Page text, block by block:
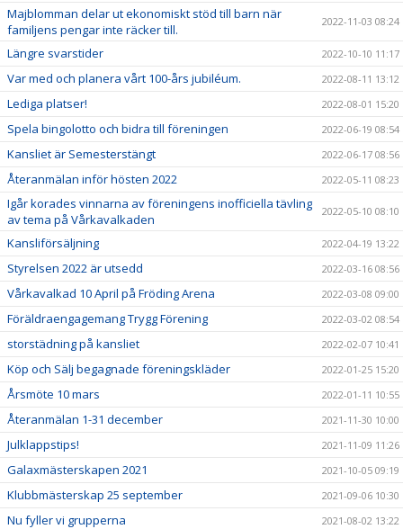
Majblomman delar ut ekonomiskt stöd till barn när
familjens pengar inte räcker till.
2022-11-03 08:24
Längre svarstider 2022-10-10 11:17
Var med och planera vårt 100-års jubiléum. 2022-08-11 13:12
Lediga platser! 2022-08-01 15:20
Spela bingolotto och bidra till föreningen 2022-06-19 08:54
Kansliet är Semesterstängt 2022-06-17 08:56
Återanmälan inför hösten 2022 2022-05-11 08:23
Igår korades vinnarna av föreningens inofficiella tävling
av tema på Vårkavalkaden
2022-05-10 08:10
Kansliförsäljning 2022-04-19 13:22
Styrelsen 2022 är utsedd 2022-03-16 08:56
Vårkavalkad 10 April på Fröding Arena 2022-03-08 09:00
Föräldraengagemang Trygg Förening 2022-03-02 08:54
storstädning på kansliet 2022-02-07 10:41
Köp och Sälj begagnade föreningskläder 2022-01-25 15:20
Årsmöte 10 mars 2022-01-11 10:55
Återanmälan 1-31 december 2021-11-30 10:00
Julklappstips! 2021-11-09 11:26
Galaxmästerskapen 2021 2021-10-05 09:19
Klubbmästerskap 25 september 2021-09-06 10:30
Nu fyller vi grupperna 2021-08-02 13:22